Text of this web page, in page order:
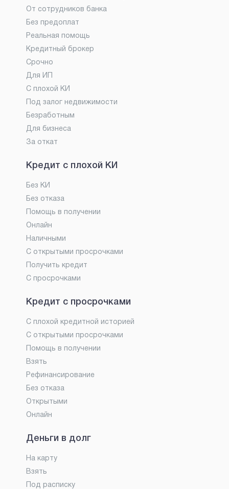
От сотрудников банка
Без предоплат
Реальная помощь
Кредитный брокер
Срочно
Для ИП
С плохой КИ
Под залог недвижимости
Безработным
Для бизнеса
За откат
Кредит с плохой КИ
Без КИ
Без отказа
Помощь в получении
Онлайн
Наличными
С открытыми просрочками
Получить кредит
С просрочками
Кредит с просрочками
С плохой кредитной историей
С открытыми просрочками
Помощь в получении
Взять
Рефинансирование
Без отказа
Открытыми
Онлайн
Деньги в долг
На карту
Взять
Под расписку